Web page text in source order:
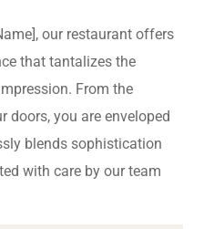
our restaurant offers
that tantalizes the
From the
doors, you are enveloped
blends sophistication
with care by our team